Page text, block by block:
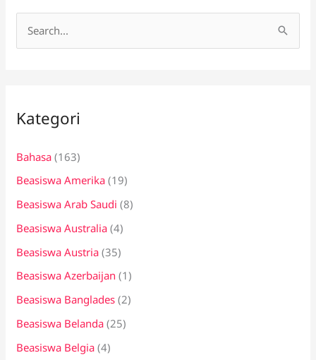
u
t
u
k
:
Kategori
Bahasa (163)
Beasiswa Amerika (19)
Beasiswa Arab Saudi (8)
Beasiswa Australia (4)
Beasiswa Austria (35)
Beasiswa Azerbaijan (1)
Beasiswa Banglades (2)
Beasiswa Belanda (25)
Beasiswa Belgia (4)